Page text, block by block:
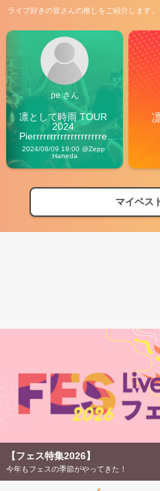
ライブ好きの皆さんの推しをご紹介します。
pe さん
凛として時雨 TOUR
2024
Pierrrrrrrrrrrrrrrrrrrre
Vibes
2024/08/09 19:00 @Zepp
Haneda
マイベス
【フェス特集2026】
今年もフェスの季節がやってきた！